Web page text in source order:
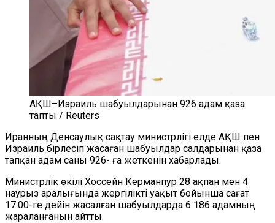
АҚШ–Израиль шабуылдарынан 926 адам қаза
тапты / Reuters
Иранның Денсаулық сақтау министрлігі елде АҚШ пен
Израиль бірлесіп жасаған шабуылдар салдарынан қаза
тапқан адам саны 926- ға жеткенін хабарлады.
Министрлік өкілі Хоссейн Керманпур 28 ақпан мен 4
наурыз аралығында жергілікті уақыт бойынша сағат
17:00-ге дейін жасалған шабуылдарда 6 186 адамның
жараланғанын айтты.